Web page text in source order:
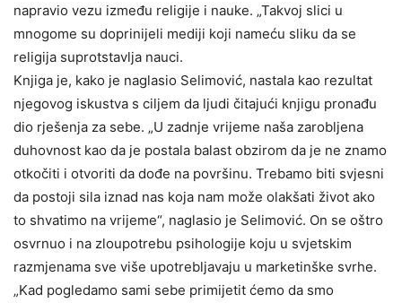
napravio vezu između religije i nauke. „Takvoj slici u
mnogome su doprinijeli mediji koji nameću sliku da se
religija suprotstavlja nauci.
Knjiga je, kako je naglasio Selimović, nastala kao rezultat
njegovog iskustva s ciljem da ljudi čitajući knjigu pronađu
dio rješenja za sebe. „U zadnje vrijeme naša zarobljena
duhovnost kao da je postala balast obzirom da je ne znamo
otkočiti i otvoriti da dođe na površinu. Trebamo biti svjesni
da postoji sila iznad nas koja nam može olakšati život ako
to shvatimo na vrijeme“, naglasio je Selimović. On se oštro
osvrnuo i na zloupotrebu psihologije koju u svjetskim
razmjenama sve više upotrebljavaju u marketinške svrhe.
„Kad pogledamo sami sebe primijetit ćemo da smo